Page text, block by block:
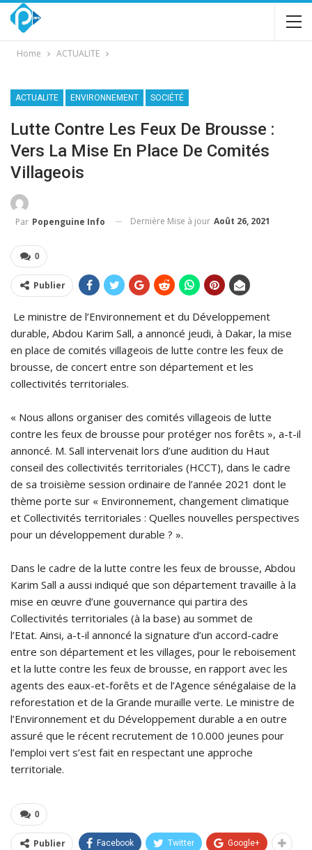
Home ACTUALITE
ACTUALITE ENVIRONNEMENT SOCIÉTÉ
Lutte Contre Les Feux De Brousse :
Vers La Mise En Place De Comités
Villageois
Par Popenguine Info Dernière Mise à jour Août 26, 2021
0
Publier
Le ministre de l’Environnement et du Développement
durable, Abdou Karim Sall, a annoncé jeudi, à Dakar, la mise
en place de comités villageois de lutte contre les feux de
brousse, de concert entre son département et les
collectivités territoriales.
« Nous allons organiser des comités villageois de lutte
contre les feux de brousse pour protéger nos forêts », a-t-il
annoncé. M. Sall intervenait lors d’une audition du Haut
conseil des collectivités territoriales (HCCT), dans le cadre
de sa troisième session ordinaire de l’année 2021 dont le
thème porte sur « Environnement, changement climatique
et Collectivités territoriales : Quelles nouvelles perspectives
pour un développement durable ? ».
Dans le cadre de la lutte contre les feux de brousse, Abdou
Karim Sall a aussi indiqué que son département travaille à la
mise en œuvre d’une gouvernance qui partira des
Collectivités territoriales (à la base) au sommet de
l’Etat. Ainsi, a-t-il annoncé la signature d’un accord-cadre
entre son département et les villages, pour le reboisement
et la lutte contre les feux de brousse, en rapport avec les
agents des eaux-et-forêts et de l’Agence sénégalaise de la
reforestation et de la Grande muraille verte. Le ministre de
l’Environnement et du Développement durable a en outre
assuré que le récent recrutement de 10.000 jeunes pour
l’emploi vert s’est fait en respectant une approche
territoriale.
0
Publier Facebook Twitter Google+